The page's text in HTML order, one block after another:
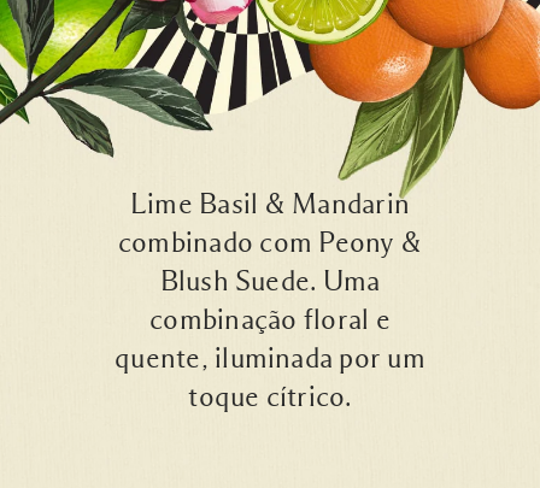
Lime Basil & Mandarin
combinado com Peony &
Blush Suede. Uma
combinação floral e
quente, iluminada por um
toque cítrico.